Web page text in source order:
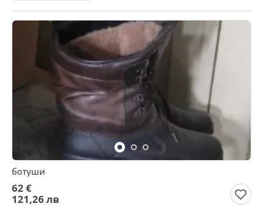
ботуши
62 €
121,26 лв